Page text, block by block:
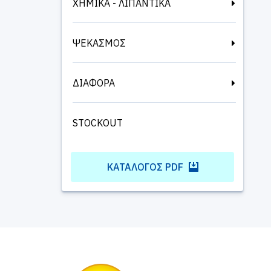
ΧΗΜΙΚΑ - ΛΙΠΑΝΤΙΚΑ
ΨΕΚΑΣΜΟΣ
ΔΙΑΦΟΡΑ
STOCKOUT
ΚΑΤΆΛΟΓΟΣ PDF